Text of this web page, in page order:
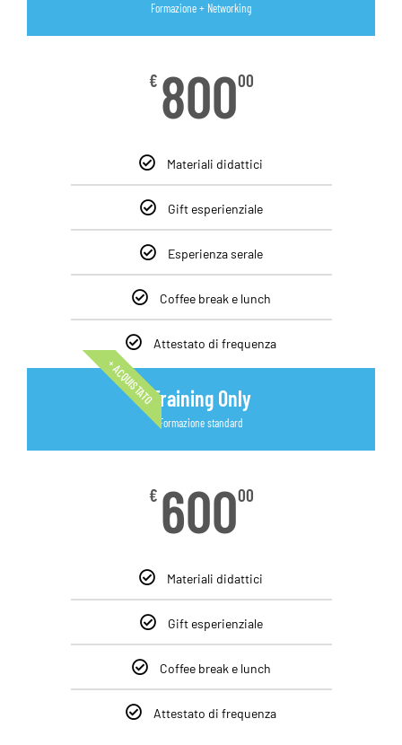
Formazione + Networking
€ 80000
Materiali didattici
Gift esperienziale
Esperienza serale
Coffee break e lunch
Attestato di frequenza
+ ACQUISTATOTraining Only
Formazione standard
€ 60000
Materiali didattici
Gift esperienziale
Coffee break e lunch
Attestato di frequenza